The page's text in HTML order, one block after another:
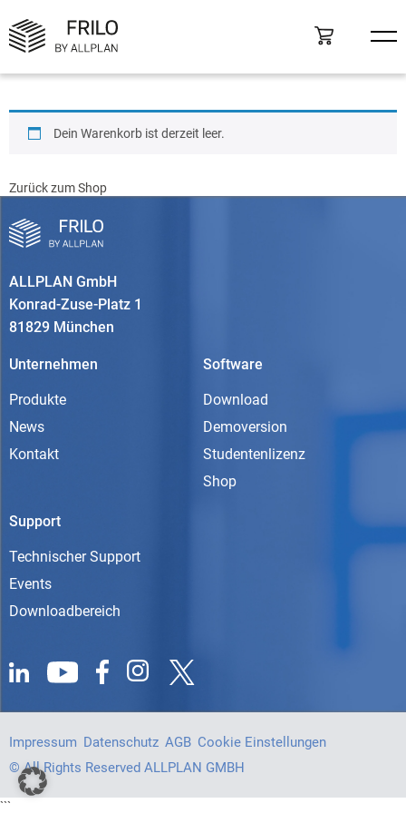
Dein Warenkorb ist derzeit leer.
Zurück zum Shop
ALLPLAN GmbH
Konrad-Zuse-Platz 1
81829 München
Unternehmen
Produkte
News
Kontakt
Software
Download
Demoversion
Studentenlizenz
Shop
Support
Technischer Support
Events
Downloadbereich
Impressum Datenschutz AGB Cookie Einstellungen
© All Rights Reserved ALLPLAN GMBH
```